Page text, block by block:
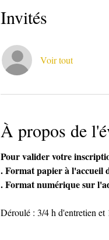
Invités
Voir tout
À propos de
Pour valider votre
. Format papier à l'accueil
. Format numérique sur
Déroulé : 3/4 h d'entretien et